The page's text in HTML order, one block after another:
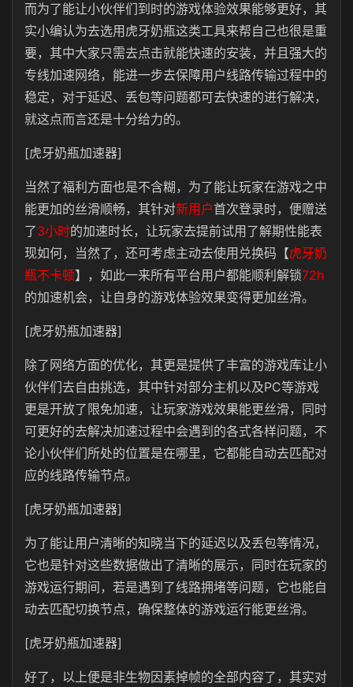
而为了能让小伙伴们到时的游戏体验效果能够更好，其
实小编认为去选用虎牙奶瓶这类工具来帮自己也很是重
要，其中大家只需去点击就能快速的安装，并且强大的
专线加速网络，能进一步去保障用户线路传输过程中的
稳定，对于延迟、丢包等问题都可去快速的进行解决，
就这点而言还是十分给力的。
[虎牙奶瓶加速器]
当然了福利方面也是不含糊，为了能让玩家在游戏之中
能更加的丝滑顺畅，其针对新用户首次登录时，便赠送
了3小时的加速时长，让玩家去提前试用了解期性能表
现如何，当然了，还可考虑主动去使用兑换码【虎牙奶
瓶不卡顿】，如此一来所有平台用户都能顺利解锁72h
的加速机会，让自身的游戏体验效果变得更加丝滑。
[虎牙奶瓶加速器]
除了网络方面的优化，其更是提供了丰富的游戏库让小
伙伴们去自由挑选，其中针对部分主机以及PC等游戏
更是开放了限免加速，让玩家游戏效果能更丝滑，同时
可更好的去解决加速过程中会遇到的各式各样问题，不
论小伙伴们所处的位置是在哪里，它都能自动去匹配对
应的线路传输节点。
[虎牙奶瓶加速器]
为了能让用户清晰的知晓当下的延迟以及丢包等情况，
它也是针对这些数据做出了清晰的展示，同时在玩家的
游戏运行期间，若是遇到了线路拥堵等问题，它也能自
动去匹配切换节点，确保整体的游戏运行能更丝滑。
[虎牙奶瓶加速器]
好了，以上便是非生物因素掉帧的全部内容了，其实对